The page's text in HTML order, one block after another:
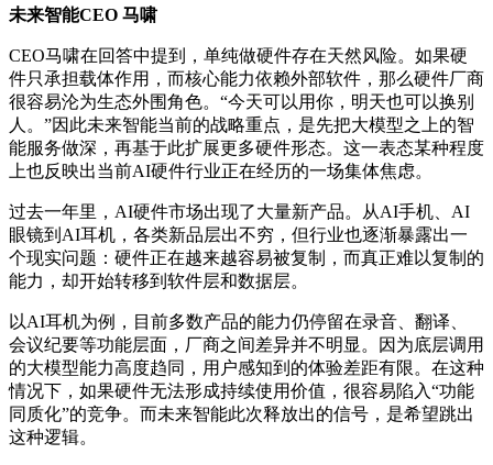
未来智能CEO 马啸
CEO马啸在回答中提到，单纯做硬件存在天然风险。如果硬
件只承担载体作用，而核心能力依赖外部软件，那么硬件厂商
很容易沦为生态外围角色。“今天可以用你，明天也可以换别
人。”因此未来智能当前的战略重点，是先把大模型之上的智
能服务做深，再基于此扩展更多硬件形态。这一表态某种程度
上也反映出当前AI硬件行业正在经历的一场集体焦虑。
过去一年里，AI硬件市场出现了大量新产品。从AI手机、AI
眼镜到AI耳机，各类新品层出不穷，但行业也逐渐暴露出一
个现实问题：硬件正在越来越容易被复制，而真正难以复制的
能力，却开始转移到软件层和数据层。
以AI耳机为例，目前多数产品的能力仍停留在录音、翻译、
会议纪要等功能层面，厂商之间差异并不明显。因为底层调用
的大模型能力高度趋同，用户感知到的体验差距有限。在这种
情况下，如果硬件无法形成持续使用价值，很容易陷入“功能
同质化”的竞争。而未来智能此次释放出的信号，是希望跳出
这种逻辑。